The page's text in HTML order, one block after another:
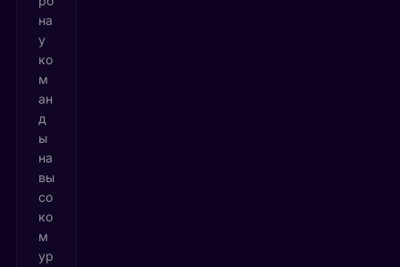
на
у
ко
м
ан
д
ы
на
вы
со
ко
м
ур